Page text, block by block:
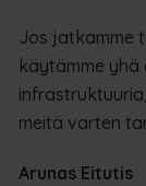
Jos jatkamme
käytämme yhä
meitä varten
Arunas Eitutis